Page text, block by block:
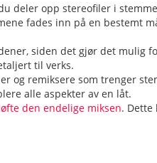
deler opp stereofiler i
fades inn på en bestemt
siden det gjør det mulig
til verks.
og remiksere som trenger
alle aspekter av en låt.
den endelige miksen. Dette